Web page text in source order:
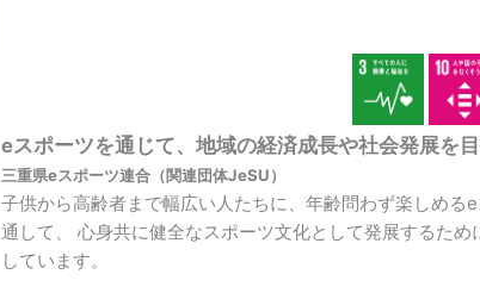
eスポーツを通じて、地域の経済成長や社会発展を
三重県eスポーツ連合（関連団体JeSU）
子供から高齢者まで幅広い人たちに、年齢問わず楽しめる
通して、 心身共に健全なスポーツ文化として発展するため
しています。